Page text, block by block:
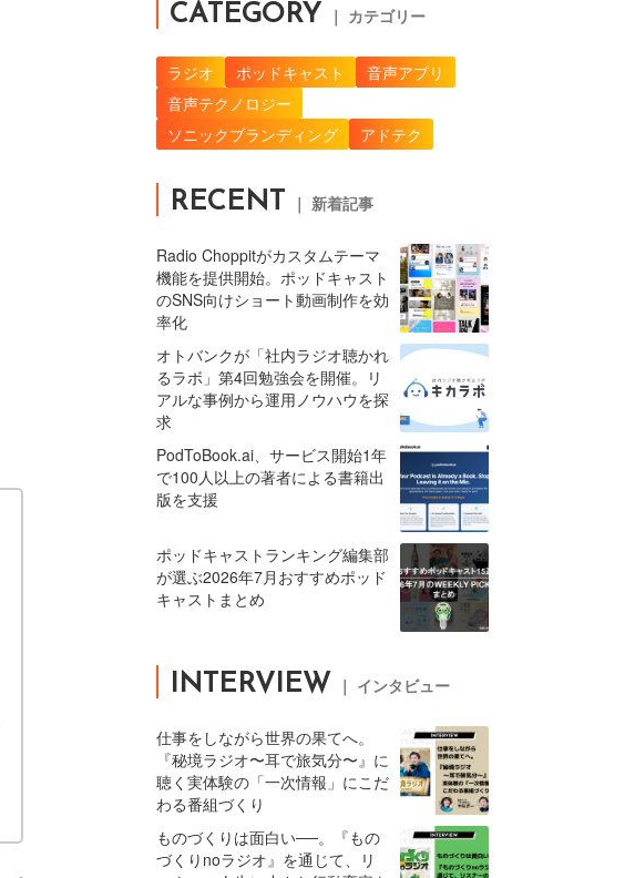
CATEGORY ｜ カテゴリー
ラジオ ポッドキャスト
音声アプリ
音声テクノロジー
ソニックブランディング
アドテク
RECENT ｜ 新着記事
Radio Choppitがカスタムテーマ
機能を提供開始。ポッドキャスト
のSNS向けショート動画制作を効
率化
オトバンクが「社内ラジオ聴かれ
るラボ」第4回勉強会を開催。リ
アルな事例から運用ノウハウを探
求
PodToBook.ai、サービス開始1年
で100人以上の著者による書籍出
版を支援
ポッドキャストランキング編集部
が選ぶ2026年7月おすすめポッド
キャストまとめ
INTERVIEW ｜ インタビュー
仕事をしながら世界の果てへ。
『秘境ラジオ〜耳で旅気分〜』に
聴く実体験の「一次情報」にこだ
わる番組づくり
ものづくりは面白い──。『もの
づくりnoラジオ』を通じて、リ